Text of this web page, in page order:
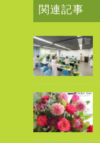
o
o
k
関連記事